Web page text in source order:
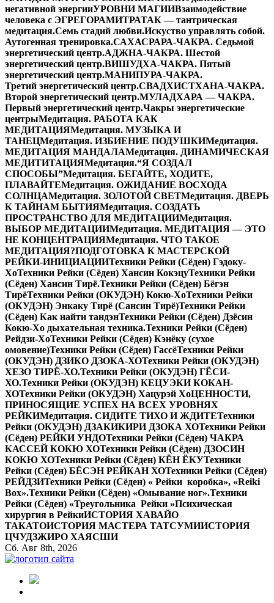
негативной энергииУРОВНИ МАГИИВзаимодействие
человека с ЭГРЕГОРАМИТРАТАК — тантрическая
медитация.Семь стадий любви.Искуство управлять собой.
Аутогенная тренировка.САХАСРАРА-ЧАКРА. Седьмой
энергетический центр.АДЖНА-ЧАКРА. Шестой
энергетический центр.ВИШУДХА-ЧАКРА. Пятый
энергетический центр.МАНИПУРА-ЧАКРА.
Третий энергетический центр.СВАДХИСТХАНА-ЧАКРА.
Второй энергетический центр.МУЛАДХАРА — ЧАКРА.
Первый энергетический центр.Чакры энергетические
центрыМедитация. РАБОТА КАК
МЕДИТАЦИЯМедитация. МУЗЫКА И
ТАНЕЦМедитация. ИЗБИЕНИЕ ПОДУШКИМедитация.
МЕДИТАЦИЯ МАНДАЛАМедитация. ДИНАМИЧЕСКАЯ
МЕДИТИТАЦИЯМедитация.“Я СОЗДАЛ
СПОСОБЫ”Медитация. БЕГАЙТЕ, ХОДИТЕ,
ПЛАВАЙТЕМедитация. ОЖИДАНИЕ ВОСХОДА
СОЛНЦАМедитация. ЗОЛОТОЙ СВЕТМедитация. ДВЕРЬ
К ТАЙНАМ БЫТИЯМедитация. СОЗДАТЬ
ПРОСТРАНСТВО ДЛЯ МЕДИТАЦИИМедитация.
ВЫБОР МЕДИТАЦИИМедитация. МЕДИТАЦИЯ — ЭТО
НЕ КОНЦЕНТРАЦИЯМедитация. ЧТО ТАКОЕ
МЕДИТАЦИЯ?ПОДГОТОВКА К МАСТЕРСКОЙ
РЕЙКИ-ИНИЦИАЦИИТехники Рейки (Сёден) Гэдоку-
ХоТехники Рейки (Сёден) Хансин КокэцуТехники Рейки
(Сёден) Хансин Тирё.Техники Рейки (Сёден) Бёгэн
ТирёТехники Рейки (ОКУДЭН) Кокю-ХоТехники Рейки
(ОКУДЭН) Энкаку Тирё (Сансин Тирё)Техники Рейки
(Сёден) Как найти тандэнТехники Рейки (Сёден) Дзёсин
Кокю-Хо дыхательная техника.Техники Рейки (Сёден)
Рейдзи-ХоТехники Рейки (Сёден) Кэнёку (сухое
омовение)Техники Рейки (Сёден) ГассёТехники Рейки
(ОКУДЭН) ДЗИКО ДЗОКА-ХОТехники Рейки (ОКУДЭН)
ХЕЗО ТИРЁ-ХО.Техники Рейки (ОКУДЭН) ГЁСИ-
ХО.Техники Рейки (ОКУДЭН) КЕЦУЭКИ КОКАН-
ХОТехники Рейки (ОКУДЭН) Хацурэй ХоЦЕННОСТИ,
ПРИНОСЯЩИЕ УСПЕХ НА ВСЕХ УРОВНЯХ
РЕЙКИМедитация. СИДИТЕ ТИХО И ЖДИТЕТехники
Рейки (ОКУДЭН) ДЗАКИКИРИ ДЗОКА ХОТехники Рейки
(Сёден) РЕЙКИ УНДОТехники Рейки (Сёден) ЧАКРА
КАССЕЙ КОКЮ ХОТехники Рейки (Сёден) ДЗОСИН
КОКЮ ХОТехники Рейки (Сёден) КЁН ЁКУТехники
Рейки (Сёден) БЁСЭН РЕЙКАН ХОТехники Рейки (Сёден)
РЕЙДЗИТехники Рейки (Сёден) « Рейки коробка», «Reiki
Вox».Техники Рейки (Сёден) «Омывание ног».Техники
Рейки (Сёден) «Треугольника Рейки »Психическая
хирургия в РейкиИСТОРИЯ ХАВАЙО
ТАКАТОИСТОРИЯ МАСТЕРА ТАТСУМИИСТОРИЯ
ЦЧУДЗЖИРО ХАЯСШИ
Сб. Авг 8th, 2026
Все самое интересное, вдохновляющее и тайное внутри.